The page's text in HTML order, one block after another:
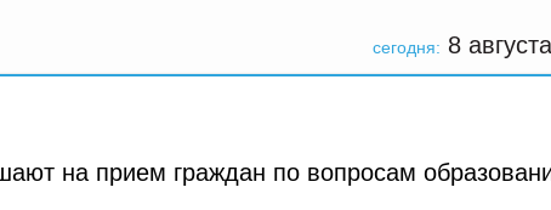
сегодня: 8
на прием граждан по вопросам